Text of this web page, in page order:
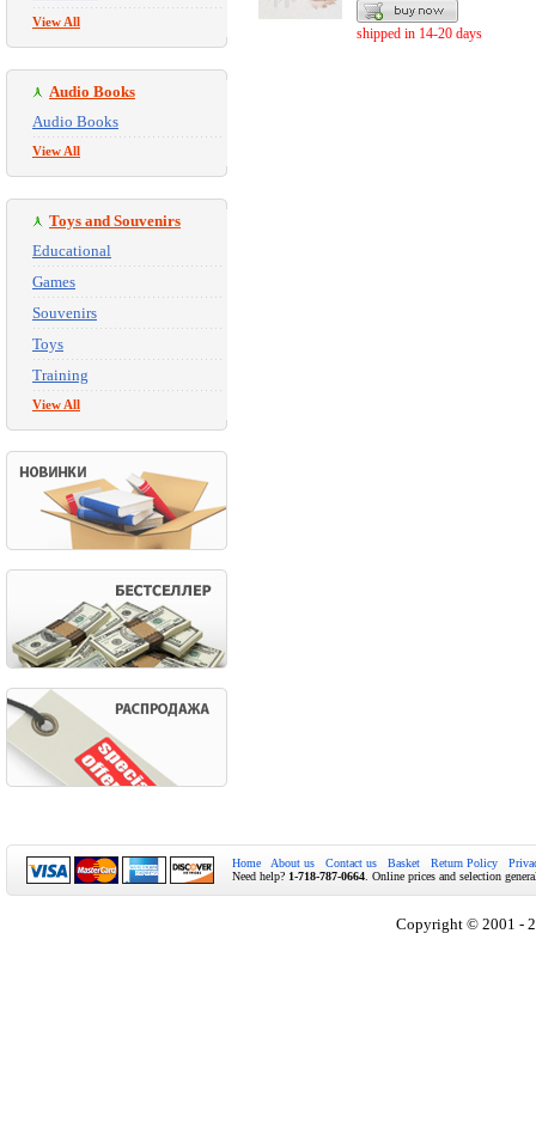
View All
Audio Books
Audio Books
View All
Toys and Souvenirs
Educational
Games
Souvenirs
Toys
Training
View All
shipped in 14-20 days
Home About us Contact us Basket Return Policy
Need help? 1-718-787-0664 . Online prices and selection
Copyright © 2001 -